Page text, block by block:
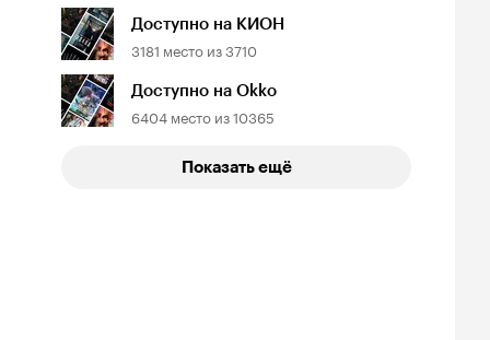
Доступно на КИОН
3181 место из3710
Доступно на Okko
6404 место из10365
Показать ещё